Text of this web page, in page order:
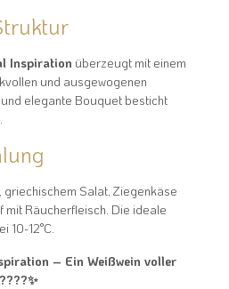
Inspiration überzeugt mit einem
und ausgewogenen
elegante Bouquet besticht
griechischem Salat, Ziegenkäse
mit Räucherfleisch . Die ideale
10-12°C
– Ein Weißwein voller